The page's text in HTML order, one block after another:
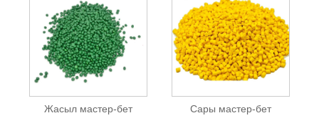
Жасыл мастер-бет Сары мастер-бет